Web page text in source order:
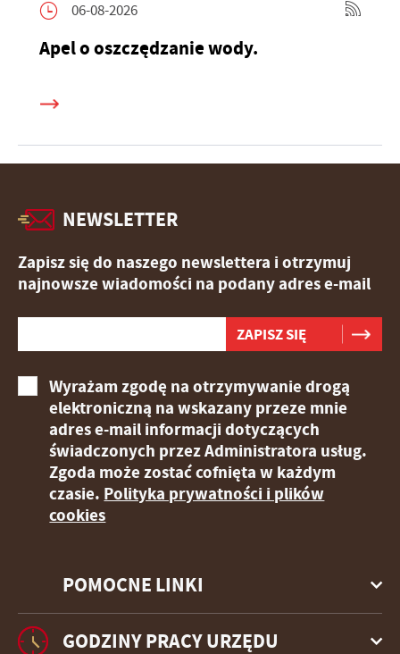
06-08-2026
Apel o oszczędzanie wody.
POMOCNE LINKI
NEWSLETTER
Zapisz się do naszego newslettera i otrzymuj
najnowsze wiadomości na podany adres e-mail
Wyrażam zgodę na otrzymywanie drogą
elektroniczną na wskazany przeze mnie
adres e-mail informacji dotyczących
świadczonych przez Administratora usług.
Zgoda może zostać cofnięta w każdym
czasie. Polityka prywatności i plików
cookies
GODZINY PRACY URZĘDU